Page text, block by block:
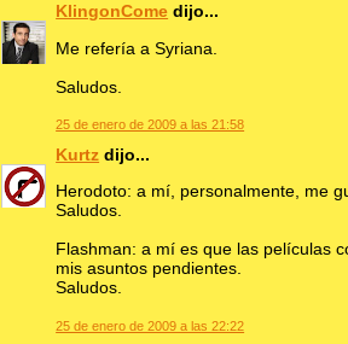
KlingonCome dijo...
Me refería a Syriana.
Saludos.
25 de enero de 2009 a las 21:58
Kurtz dijo...
Herodoto: a mí, personalmente, me
Saludos.
Flashman: a mí es que las películas
mis asuntos pendientes.
Saludos.
25 de enero de 2009 a las 22:22